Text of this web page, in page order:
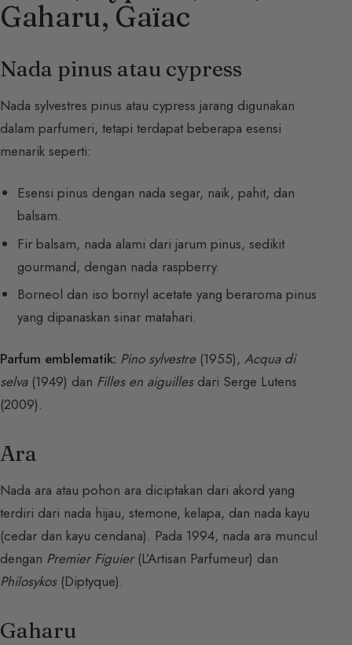
Gaharu, Gaïac
Nada pinus atau cypress
Nada sylvestres pinus atau cypress jarang digunakan
dalam parfumeri, tetapi terdapat beberapa esensi
menarik seperti:
Esensi pinus dengan nada segar, naik, pahit, dan
balsam.
Fir balsam, nada alami dari jarum pinus, sedikit
gourmand, dengan nada raspberry.
Borneol dan iso bornyl acetate yang beraroma pinus
yang dipanaskan sinar matahari.
Parfum emblematik: Pino sylvestre(1955), Acqua di
selva(1949) dan Filles en aiguillesdari Serge Lutens
(2009).
Ara
Nada ara atau pohon ara diciptakan dari akord yang
terdiri dari nada hijau, stemone, kelapa, dan nada kayu
(cedar dan kayu cendana). Pada 1994, nada ara muncul
dengan Premier Figuier(L’Artisan Parfumeur) dan
Philosykos(Diptyque).
Gaharu